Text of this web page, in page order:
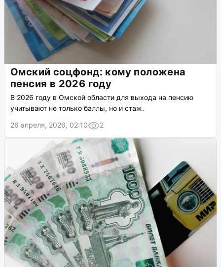
Омский соцфонд: кому положена
пенсия в 2026 году
В 2026 году в Омской области для выхода на пенсию
учитывают не только баллы, но и стаж.
26 апреля, 2026, 02:10
2